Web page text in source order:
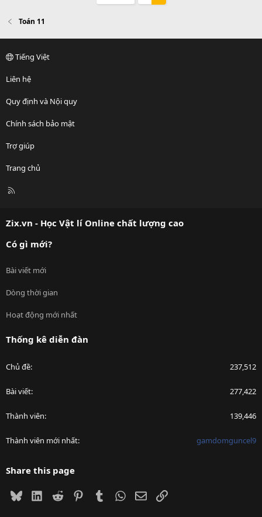
Toán 11
Tiếng Việt
Liên hệ
Quy định và Nội quy
Chính sách bảo mật
Trợ giúp
Trang chủ
R
Zix.vn - Học Vật lí Online chất lượng cao
Có gì mới?
Bài viết mới
Dòng thời gian
Hoạt động mới nhất
Thống kê diễn đàn
Chủ đề 237,512
Bài viết 277,422
Thành viên 139,446
Thành viên mới nhất gamdomguncel9
Share this page
BlueskyLinkedIn
Reddit PinterestTumblrWhatsApp
EmailLink